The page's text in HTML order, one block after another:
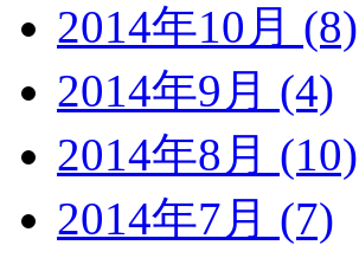
2014年10月 (8)
2014年9月 (4)
2014年8月 (10)
2014年7月 (7)